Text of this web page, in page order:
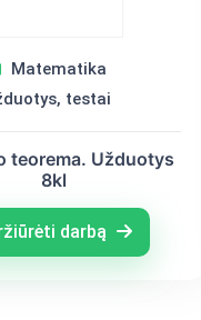
Matematika
testai
teorema. Užduotys
8kl
darbą